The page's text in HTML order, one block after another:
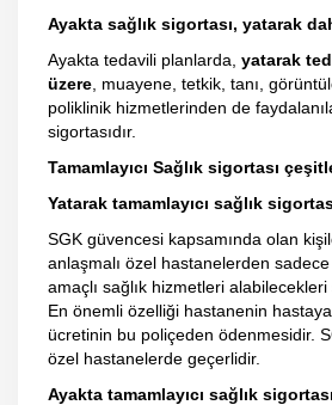
Ayakta sağlık sigortası, yatarak
Ayakta tedavili planlarda, yatarak
üzere, muayene, tetkik, tanı,
poliklinik hizmetlerinden de
sigortasıdır.
Tamamlayıcı Sağlık sigortası
Yatarak tamamlayıcı sağlık
SGK güvencesi kapsamında olan
anlaşmalı özel hastanelerden
amaçlı sağlık hizmetleri alabilecekleri
En önemli özelliği hastanenin hastaya
ücretinin bu poliçeden ödenmesidir.
özel hastanelerde geçerlidir.
Ayakta tamamlayıcı sağlık sigortası